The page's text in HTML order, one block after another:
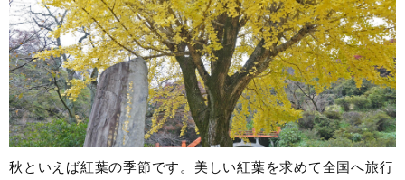
秋といえば紅葉の季節です。美しい紅葉を求めて全国へ旅行